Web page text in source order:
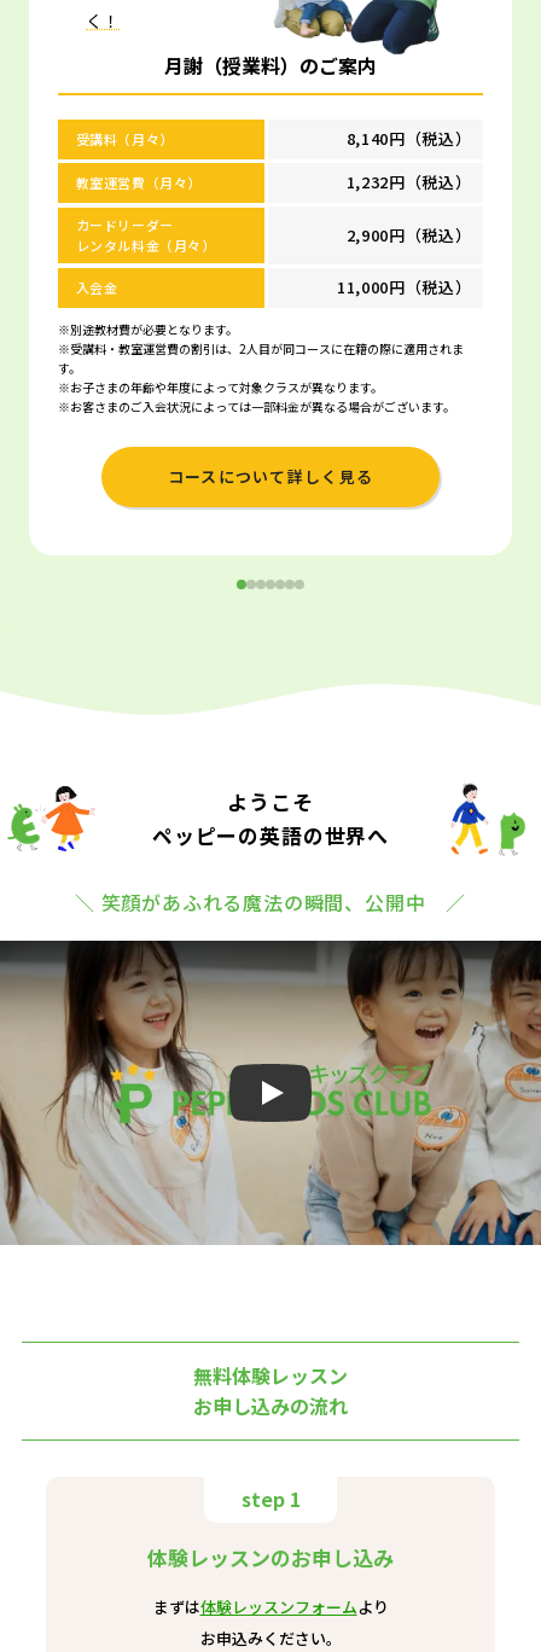
く！
月謝（授業料）のご案内
受講料（月々） 8,140円（税込）
教室運営費（月々） 1,232円（税込）
カードリーダー
レンタル料金（月々）
2,900円（税込）
入会金 11,000円（税込）
※別途教材費が必要となります。
※受講料・教室運営費の割引は、2人目が同コースに在籍の際に適用されま
す。
※お子さまの年齢や年度によって対象クラスが異なります。
※お客さまのご入会状況によっては一部料金が異なる場合がございます。
コースについて詳しく見る
ようこそ
ペッピーの英語の世界へ
＼ 笑顔があふれる魔法の瞬間、公開中 ／
Play
無料体験レッスン
お申し込みの流れ
step 1
体験レッスンのお申し込み
まずは体験レッスンフォームより
お申込みください。